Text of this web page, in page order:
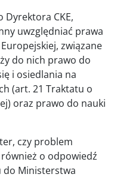
Dyrektora CKE,
uwzględniać prawa
związane
do nich prawo do
i osiedlania na
(art. 21 Traktatu o
oraz prawo do nauki
czy problem
o odpowiedź
do Ministerstwa